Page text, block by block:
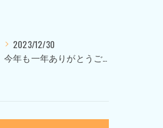
2023/12/30
今年も一年ありがとうございました〜Sketch HAIR SALON 代官山の美容室〜